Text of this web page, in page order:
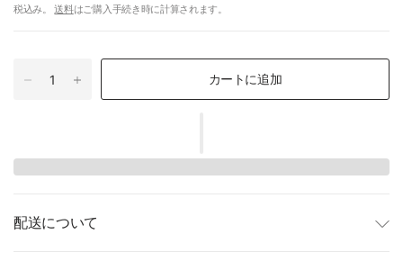
税込み。送料はご購入手続き時に計算されます。
カートに追加
配送について